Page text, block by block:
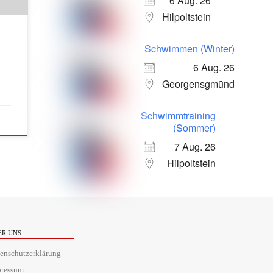
Hilpoltstein
Schwimmen (Winter)
6 Aug. 26
Georgensgmünd
Schwimmtraining
(Sommer)
7 Aug. 26
Hilpoltstein
UNS